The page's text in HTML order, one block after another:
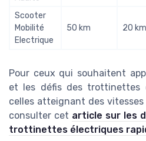
Scooter
Mobilité
Electrique
50 km 20
Pour ceux qui souhaitent
et les défis des trottinettes
celles atteignant des
consulter cet article sur les
trottinettes électriques